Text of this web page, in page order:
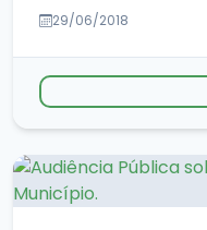
29/06/2018